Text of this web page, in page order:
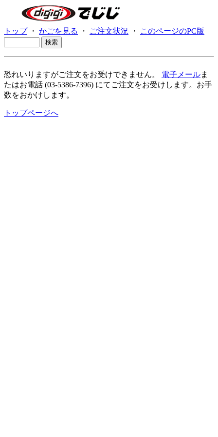
トップ・ かごを見る ・ ご注文状況 ・ このページのPC版
恐れいりますがご注文をお受けできません。 電子メールま
たはお電話 (03-5386-7396) にてご注文をお受けします。お手
数をおかけします。
トップページへ